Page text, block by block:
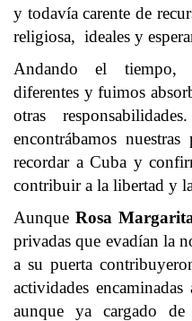
y todavía carente de
religiosa, ideales y
Andando el tiempo,
diferentes y fuimos
otras
encontrábamos
recordar a Cuba y
contribuir a la libertad y
Aunque Rosa
privadas que evadían la
a su puerta
actividades
aunque ya cargado